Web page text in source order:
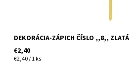
DEKORÁCIA-ZÁPICH ČÍSLO ,,8,, ZLATÁ
€2,40
€2,40 / 1 ks